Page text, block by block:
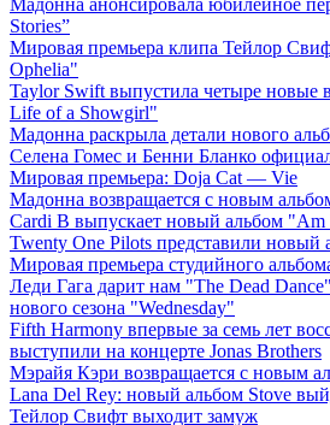
Мадонна анонсировала юбилейное
Stories”
Мировая премьера клипа Тейлор
Ophelia"
Taylor Swift выпустила четыре новые
Life of a Showgirl"
Мадонна раскрыла детали нового
Селена Гомес и Бенни Бланко
Мировая премьера: Doja Cat — Vie
Мадонна возвращается с новым
Cardi B выпускает новый альбом "Am
Twenty One Pilots представили новый
Мировая премьера студийного
Леди Гага дарит нам "The Dead
нового сезона "Wednesday"
Fifth Harmony впервые за семь лет
выступили на концерте Jonas Brothers
Мэрайя Кэри возвращается с новым
Lana Del Rey: новый альбом Stove
Тейлор Свифт выходит замуж